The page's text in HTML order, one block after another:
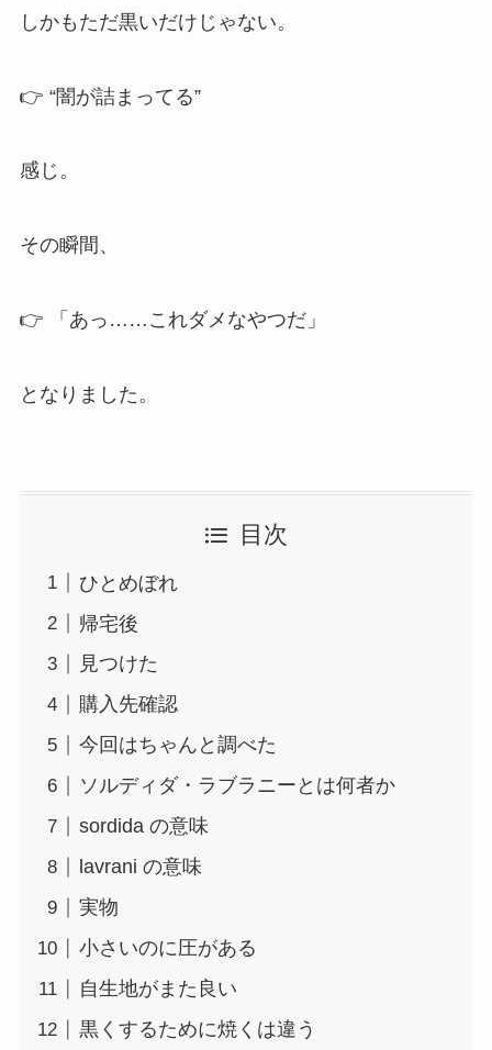
しかもただ黒いだけじゃない。
👉 “闇が詰まってる”
感じ。
その瞬間、
👉 「あっ……これダメなやつだ」
となりました。
目次
ひとめぼれ
帰宅後
見つけた
購入先確認
今回はちゃんと調べた
ソルディダ・ラブラニーとは何者か
sordida の意味
lavrani の意味
実物
小さいのに圧がある
自生地がまた良い
黒くするために焼くは違う